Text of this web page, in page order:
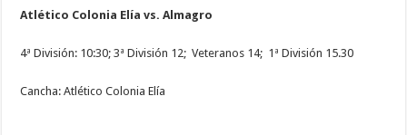
Atlético Colonia Elía vs. Almagro
4ª División: 10:30; 3ª División 12; Veteranos 14; 1ª División 15.30
Cancha: Atlético Colonia Elía